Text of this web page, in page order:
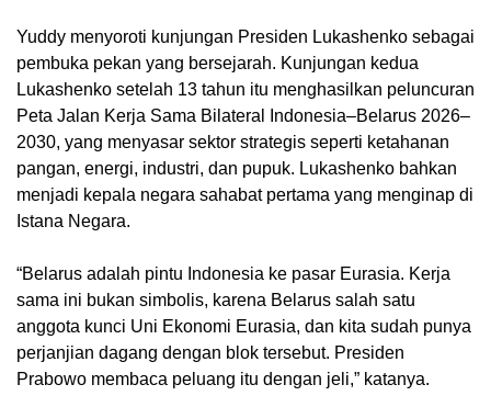
Yuddy menyoroti kunjungan Presiden Lukashenko sebagai
pembuka pekan yang bersejarah. Kunjungan kedua
Lukashenko setelah 13 tahun itu menghasilkan peluncuran
Peta Jalan Kerja Sama Bilateral Indonesia–Belarus 2026–
2030, yang menyasar sektor strategis seperti ketahanan
pangan, energi, industri, dan pupuk. Lukashenko bahkan
menjadi kepala negara sahabat pertama yang menginap di
Istana Negara.
“Belarus adalah pintu Indonesia ke pasar Eurasia. Kerja
sama ini bukan simbolis, karena Belarus salah satu
anggota kunci Uni Ekonomi Eurasia, dan kita sudah punya
perjanjian dagang dengan blok tersebut. Presiden
Prabowo membaca peluang itu dengan jeli,” katanya.